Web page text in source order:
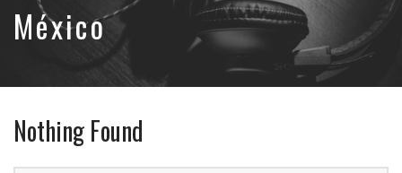
el
profesor
Escúchanos
los
lunes
a
México
Nothing Found